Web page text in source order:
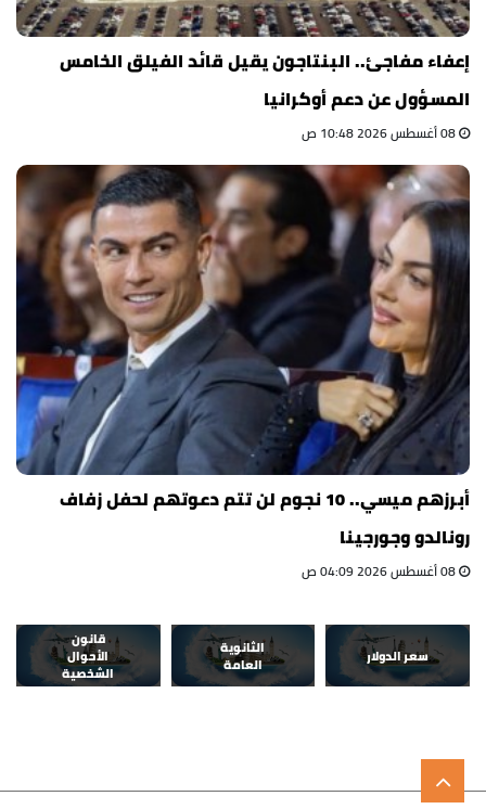
إعفاء مفاجئ.. البنتاجون يقيل قائد الفيلق الخامس
المسؤول عن دعم أوكرانيا
أبرزهم ميسي.. 10 نجوم لن تتم دعوتهم لحفل زفاف
رونالدو وجورجينا
سعر الدولار
الثانوية
العامة
قانون
الأحوال
الشخصية